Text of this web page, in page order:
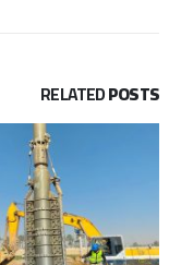
RELATEDPOSTS